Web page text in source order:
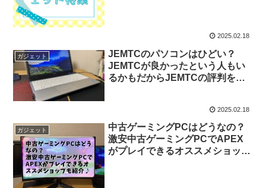
2025.02.18
ガジェット
JEMTCのパソコンはひどい？
JEMTCが良かったという人もい
るかもだからJEMTCの評判をレ
2025.02.18
ガジェット
中古ゲーミングPCはどうなの？
激安中古ゲーミングPCでAPEX
がプレイできるオススメショップ